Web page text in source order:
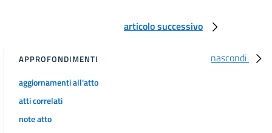
articolo successivo
nascondi
APPROFONDIMENTI
aggiornamenti all'atto
atti correlati
note atto